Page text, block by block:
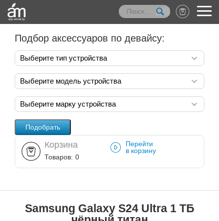
Подбор аксессуаров по девайсу:
Выберите тип устройства
Выберите модель устройства
Выберите марку устройства
Корзина
Товаров: 0
Перейти
в корзину
Samsung Galaxy S24 Ultra 1 ТБ